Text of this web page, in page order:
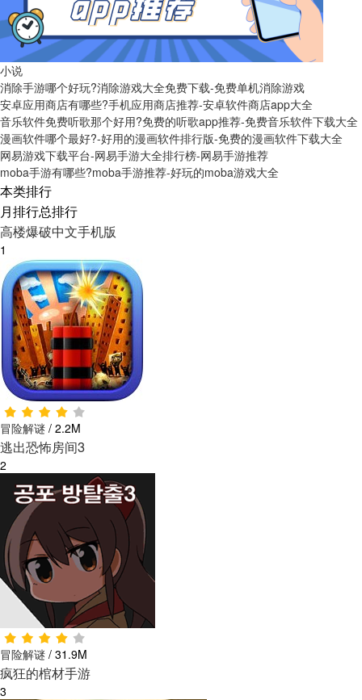
小说
消除手游哪个好玩?消除游戏大全免费下载-免费单机消除游戏
安卓应用商店有哪些?手机应用商店推荐-安卓软件商店app大全
音乐软件免费听歌那个好用?免费的听歌app推荐-免费音乐软件下载大全
漫画软件哪个最好?-好用的漫画软件排行版-免费的漫画软件下载大全
网易游戏下载平台-网易手游大全排行榜-网易手游推荐
moba手游有哪些?moba手游推荐-好玩的moba游戏大全
本类排行
月排行总排行
高楼爆破中文手机版
1
冒险解谜 / 2.2M
逃出恐怖房间3
2
冒险解谜 / 31.9M
疯狂的棺材手游
3